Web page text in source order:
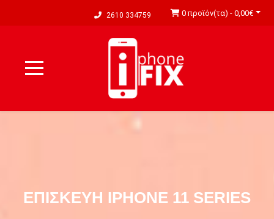
2610 334759 0 προϊόν(τα) - 0,00€
ΕΠΙΣΚΕΥΉ IPHONE 11 SERIES